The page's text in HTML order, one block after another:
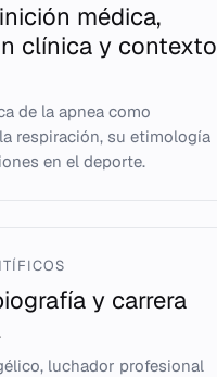
médica,
clínica y contexto
de la apnea como
respiración, su etimología
en el deporte.
y carrera
luchador profesional